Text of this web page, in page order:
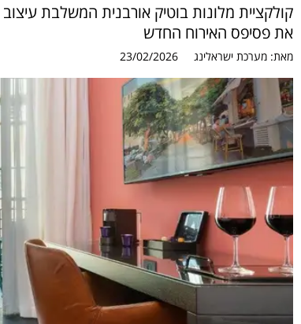
את פסיפס האירוח החדש
מאת: מערכת ישראלינג 23/02/2026